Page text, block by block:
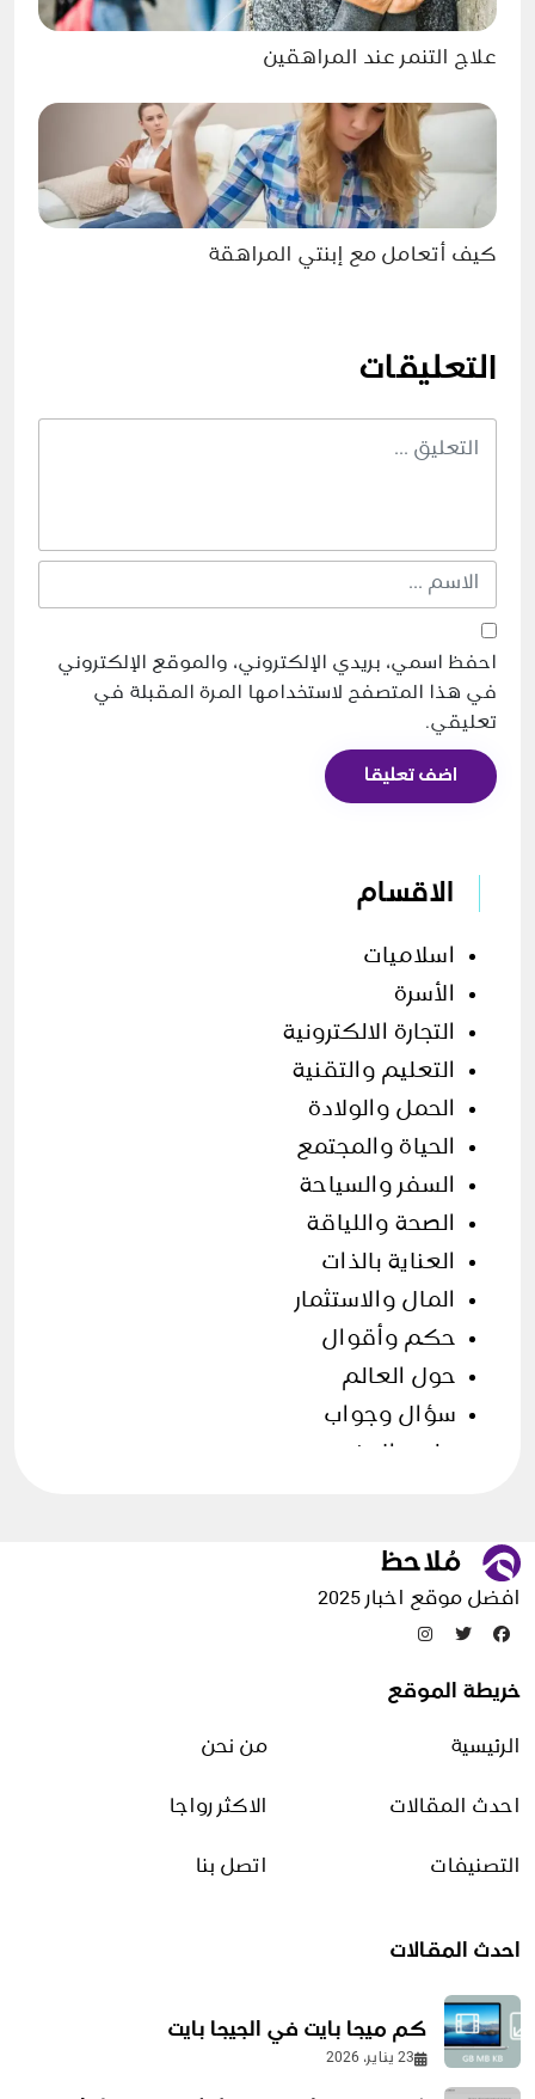
علاج التنمر عند المراهقين
كيف أتعامل مع إبنتي المراهقة
التعليقات
احفظ اسمي، بريدي الإلكتروني، والموقع الإلكتروني
في هذا المتصفح لاستخدامها المرة المقبلة في
تعليقي.
اضف تعليقا
الاقسام
اسلاميات
الأسرة
التجارة الالكترونية
التعليم والتقنية
الحمل والولادة
الحياة والمجتمع
السفر والسياحة
الصحة واللياقة
العناية بالذات
المال والاستثمار
حكم وأقوال
حول العالم
سؤال وجواب
علوم الارض
مقالات منوعة
تدوينات عشوائية
في الرياض | إمساكية رمضان
عمل فورمات لجهاز سامسونج
افضل موقع اخبار 2025
خريطة الموقع
الرئيسية من نحن
احدث المقالات الاكثر رواجا
التصنيفات اتصل بنا
احدث المقالات
كم ميجا بايت في الجيجا بايت
23 يناير، 2026